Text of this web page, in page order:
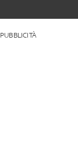
PUBBLICITÀ